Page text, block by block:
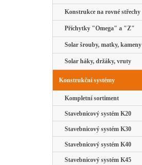
Konstrukce na rovné střechy
Příchytky "Omega" a "Z"
Solar šrouby, matky, kameny
Solar háky, držáky, vruty
Konstrukční systémy
Kompletní sortiment
Stavebnicový systém K20
Stavebnicový systém K30
Stavebnicový systém K40
Stavebnicový systém K45